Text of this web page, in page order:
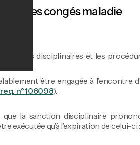
et des congés maladie
disciplinaires et les
être engagée à l’encontre
req. n°106098).
la sanction disciplinaire
exécutée qu’à l’expiration de celui-ci :